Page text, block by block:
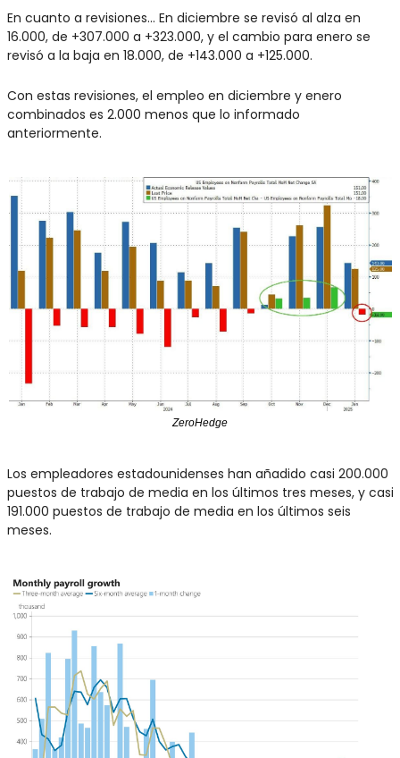
En cuanto a revisiones... En diciembre se revisó al alza en
16.000, de +307.000 a +323.000, y el cambio para enero se
revisó a la baja en 18.000, de +143.000 a +125.000.
Con estas revisiones, el empleo en diciembre y enero
combinados es 2.000 menos que lo informado
anteriormente.
ZeroHedge
Los empleadores estadounidenses han añadido casi 200.000
puestos de trabajo de media en los últimos tres meses, y casi
191.000 puestos de trabajo de media en los últimos seis
meses.